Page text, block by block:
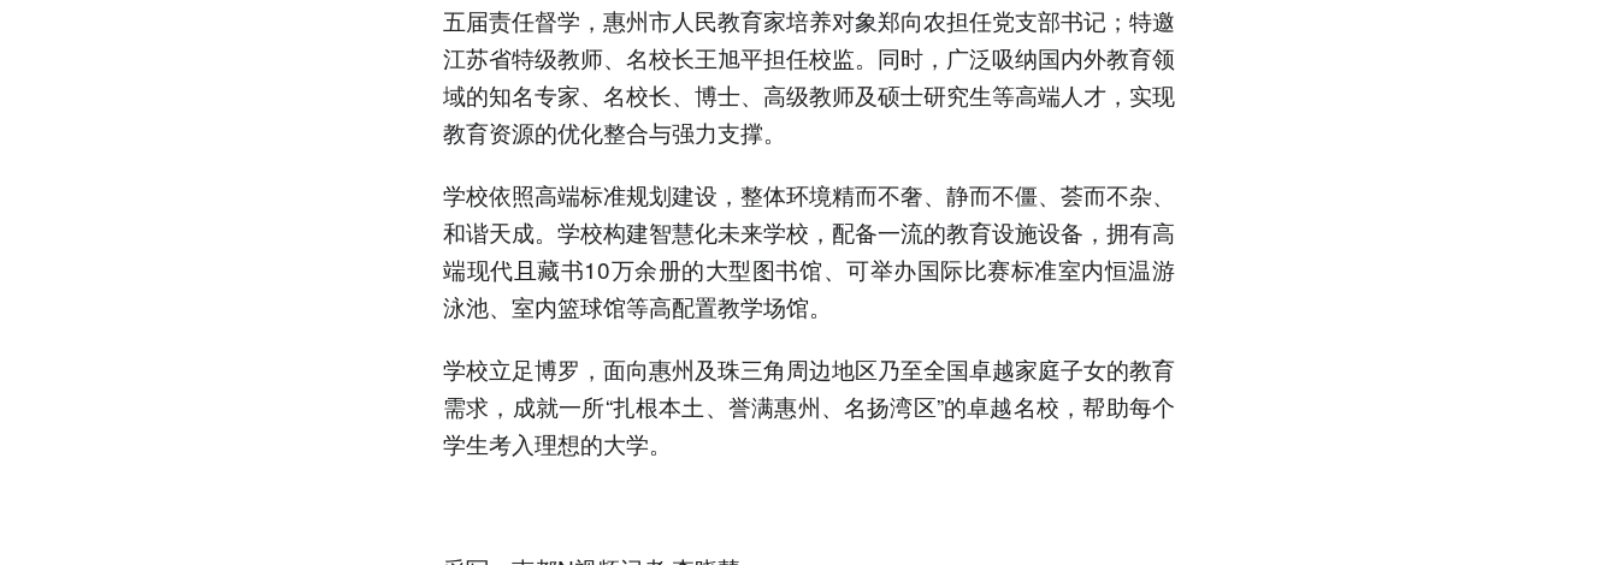
五届责任督学，惠州市人民教育家培养对象郑向农担任党支部书记；特邀
江苏省特级教师、名校长王旭平担任校监。同时，广泛吸纳国内外教育领
域的知名专家、名校长、博士、高级教师及硕士研究生等高端人才，实现
教育资源的优化整合与强力支撑。
学校依照高端标准规划建设，整体环境精而不奢、静而不僵、荟而不杂、
和谐天成。学校构建智慧化未来学校，配备一流的教育设施设备，拥有高
端现代且藏书10万余册的大型图书馆、可举办国际比赛标准室内恒温游
泳池、室内篮球馆等高配置教学场馆。
学校立足博罗，面向惠州及珠三角周边地区乃至全国卓越家庭子女的教育
需求，成就一所“扎根本土、誉满惠州、名扬湾区”的卓越名校，帮助每个
学生考入理想的大学。